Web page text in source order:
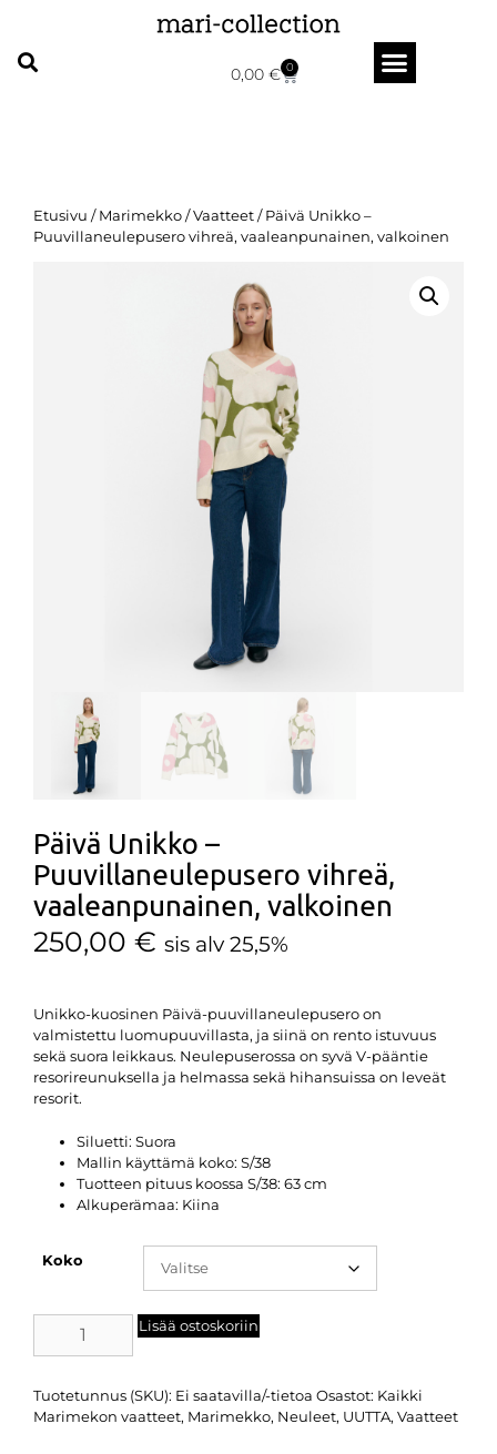
0,00 € 0
Etusivu /Marimekko/Vaatteet/ Päivä Unikko –
Puuvillaneulepusero vihreä, vaaleanpunainen, valkoinen
Päivä Unikko –
Puuvillaneulepusero vihreä,
vaaleanpunainen, valkoinen
250,00 € sis alv 25,5%
Unikko-kuosinen Päivä-puuvillaneulepusero on
valmistettu luomupuuvillasta, ja siinä on rento istuvuus
sekä suora leikkaus. Neulepuserossa on syvä V-pääntie
resorireunuksella ja helmassa sekä hihansuissa on leveät
resorit.
Siluetti: Suora
Mallin käyttämä koko: S/38
Tuotteen pituus koossa S/38: 63 cm
Alkuperämaa: Kiina
Koko
Lisää ostoskoriin
Tuotetunnus (SKU): Ei saatavilla/-tietoa Osastot: Kaikki
Marimekon vaatteet, Marimekko, Neuleet, UUTTA, Vaatteet